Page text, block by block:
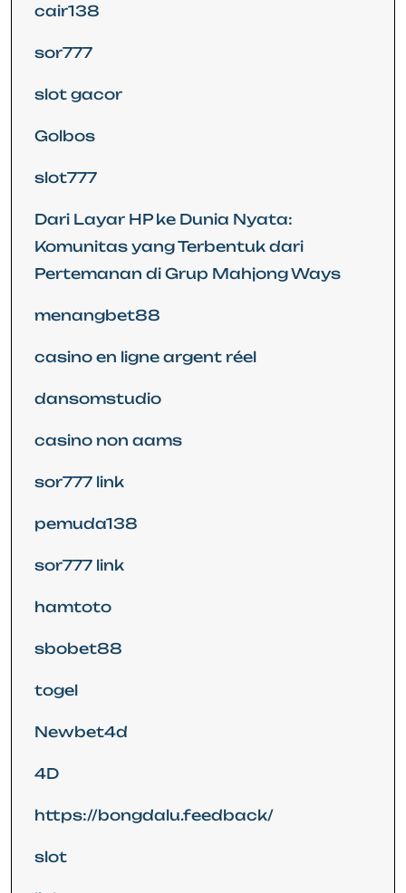
cair138
sor777
slot gacor
Golbos
slot777
Dari Layar HP ke Dunia Nyata:
Komunitas yang Terbentuk dari
Pertemanan di Grup Mahjong Ways
menangbet88
casino en ligne argent réel
dansomstudio
casino non aams
sor777 link
pemuda138
sor777 link
hamtoto
sbobet88
togel
Newbet4d
4D
https://bongdalu.feedback/
slot